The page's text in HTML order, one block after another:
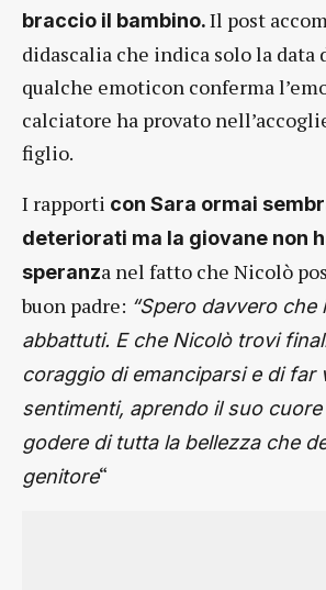
braccio il bambino.Il post
didascalia che indica solo la data
qualche emoticon conferma
calciatore ha provato
figlio.
I rapporti con Sara ormai
deteriorati ma la giovane non
speranza nel fatto che Nicolò
buon padre: “Spero davvero che
abbattuti. E che Nicolò trovi
coraggio di emanciparsi e di far
sentimenti, aprendo il suo
godere di tutta la bellezza che
genitore“